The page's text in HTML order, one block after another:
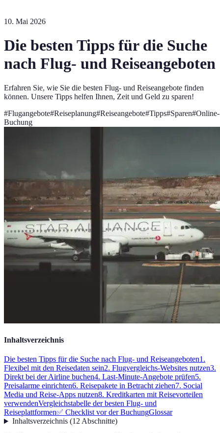
10. Mai 2026
Die besten Tipps für die Suche
nach Flug- und Reiseangeboten
Erfahren Sie, wie Sie die besten Flug- und Reiseangebote finden
können. Unsere Tipps helfen Ihnen, Zeit und Geld zu sparen!
#Flugangebote#Reiseplanung#Reiseangebote#Tipps#Sparen#Online-
Buchung
Inhaltsverzeichnis
Die besten Tipps für die Suche nach Flug- und Reiseangeboten1.
Flexibel mit den Reisedaten sein2. Flugvergleichs-Websites nutzen3.
Direkt bei der Airline buchen4. Last-Minute-Angebote prüfen5.
Preisalarme einrichten6. Reisepakete in Betracht ziehen7. Social
Media und Reise-Apps nutzen8. Kreditkarten mit Reisevorteilen
verwendenVergleichstabelle der besten Flug- und
Reiseplattformen✅ Checklist vor der BuchungGlossar
Inhaltsverzeichnis(12Abschnitte)